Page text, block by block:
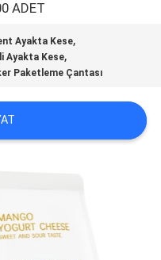
ADET
Ayakta Kese,
Ayakta Kese,
Paketleme Çantası